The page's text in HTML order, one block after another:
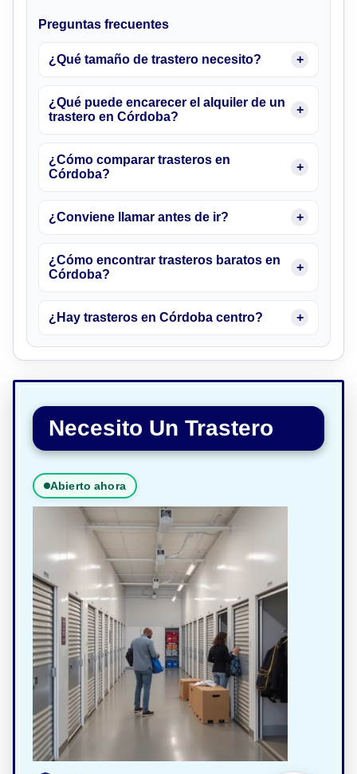
Preguntas frecuentes
¿Qué tamaño de trastero necesito?
¿Qué puede encarecer el alquiler de un
trastero en Córdoba?
¿Cómo comparar trasteros en
Córdoba?
¿Conviene llamar antes de ir?
¿Cómo encontrar trasteros baratos en
Córdoba?
¿Hay trasteros en Córdoba centro?
Necesito Un Trastero
Abierto ahora